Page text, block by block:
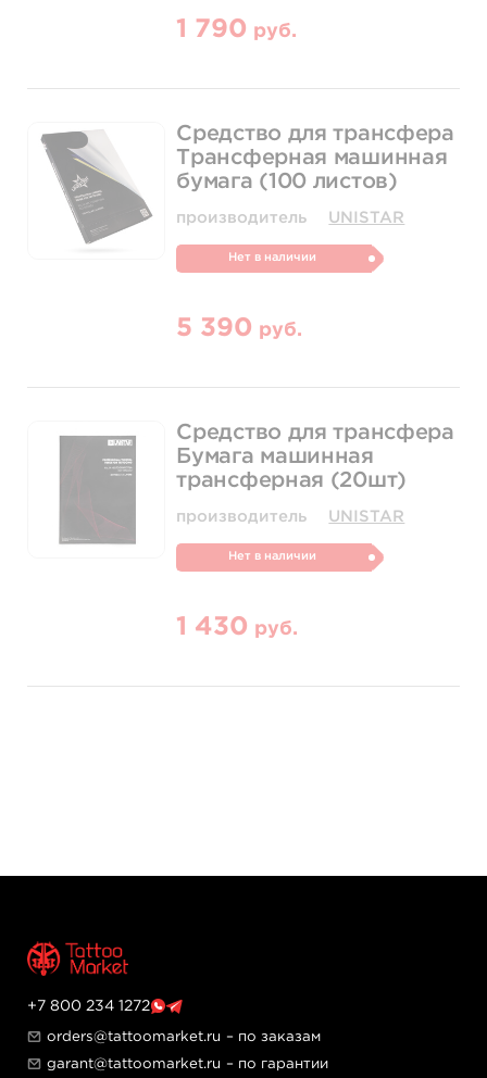
1 790 руб.
Средство для трансфера
Трансферная машинная
бумага (100 листов)
производитель UNISTAR
Нет в наличии
5 390 руб.
Средство для трансфера
Бумага машинная
трансферная (20шт)
производитель UNISTAR
Нет в наличии
1 430 руб.
+7 800 234 1272
orders@tattoomarket.ru – по заказам
garant@tattoomarket.ru – по гарантии